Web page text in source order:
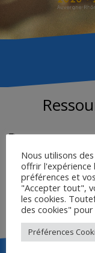
AFFICHE DU FILM
FICHE ÉLÈVE
LIVRET
FICHE DE
Nous utilisons
offrir l'expérience
préférences et
"Accepter tout",
les cookies.
des cookies"
Préférences